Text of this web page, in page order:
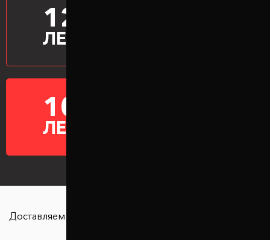
12
ЛЕТ
10
ЛЕТ
Доставляем в любую точку страны